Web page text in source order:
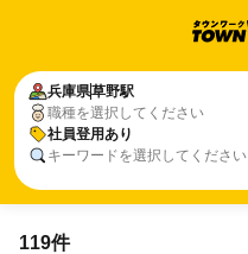
兵庫県草野駅
職種を選択してください
社員登用あり
キーワードを選択してください
119件